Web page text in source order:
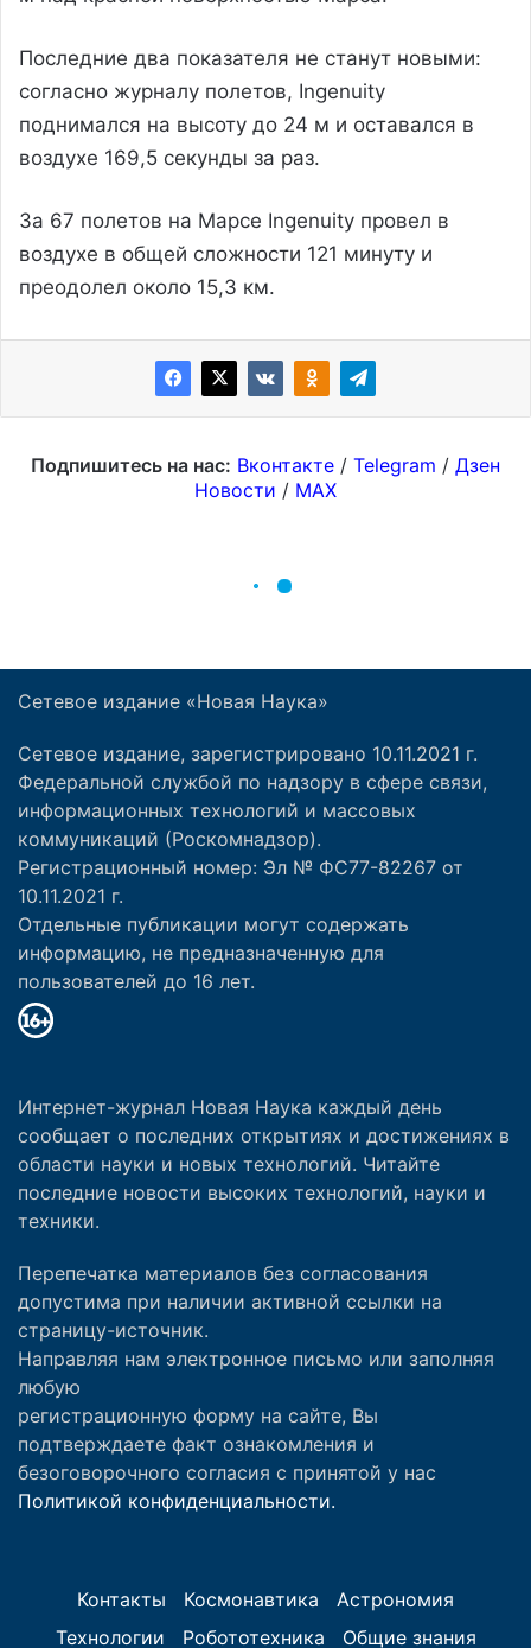
Сетевое издание «Новая Наука»
Сетевое издание, зарегистрировано 10.11.2021 г.
Федеральной службой по надзору в сфере связи,
информационных технологий и массовых
коммуникаций (Роскомнадзор).
Регистрационный номер: Эл № ФС77-82267 от
10.11.2021 г.
Отдельные публикации могут содержать
информацию, не предназначенную для
пользователей до 16 лет.
Интернет-журнал Новая Наука каждый день
сообщает о последних открытиях и достижениях в
области науки и новых технологий. Читайте
последние новости высоких технологий, науки и
техники.
Перепечатка материалов без согласования
допустима при наличии активной ссылки на
страницу-источник.
Направляя нам электронное письмо или заполняя
любую
регистрационную форму на сайте, Вы
подтверждаете факт ознакомления и
безоговорочного согласия с принятой у нас
Политикой конфиденциальности.
Контакты Космонавтика
Астрономия
Технологии
Робототехника Общие знания